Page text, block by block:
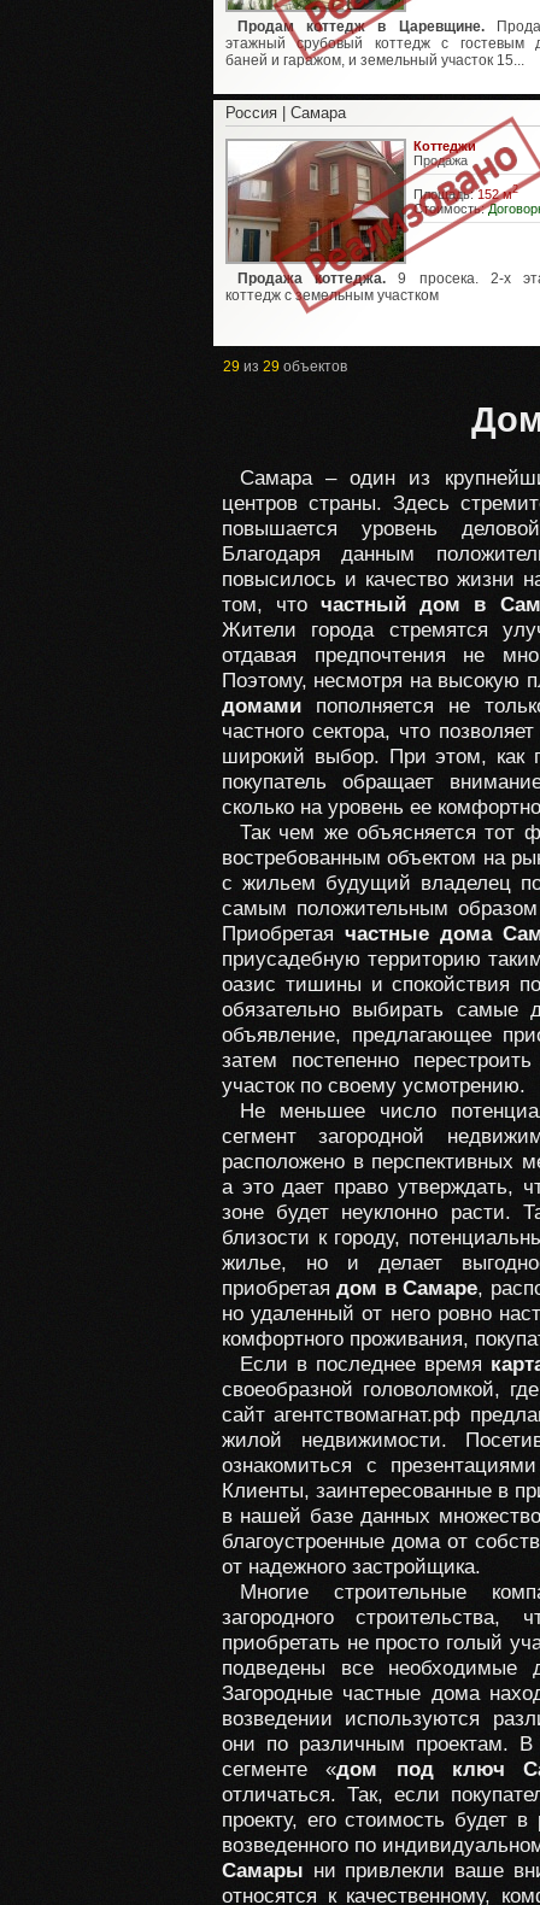
Продам коттедж в Царевщине.
этажный срубовый коттедж с гостевым
баней и гаражом, и земельный участок 15...
Россия | Самара
Коттеджи
Продажа
Площадь:152 м2
Стоимость:
Продажа коттеджа. 9 просека. 2-х
коттедж с земельным участком
29 из 29 объектов
Самара – один из
центров страны. Здесь
повышается уровень
Благодаря данным
повысилось и качество жизни
том, чточастный дом в
Жители города стремятся
отдавая предпочтения не
Поэтому, несмотря на высокую
домами пополняется не
частного сектора, что
широкий выбор. При этом, как
покупатель обращает
сколько на уровень ее
Так чем же объясняется тот
востребованным объектом на
с жильем будущий владелец
самым положительным
Приобретая частные дома
приусадебную территорию
оазис тишины и спокойствия
обязательно выбирать самые
объявление, предлагающее
затем постепенно
участок по своему усмотрению.
Не меньшее число
сегмент загородной
расположено в перспективных
а это дает право утверждать,
зоне будет неуклонно расти.
близости к городу,
жилье, но и делает
приобретая дом в Самаре,
но удаленный от него ровно
комфортного проживания,
Если в последнее время
своеобразной головоломкой,
сайт агентствомагнат.рф
жилой недвижимости.
ознакомиться с
Клиенты, заинтересованные в
в нашей базе данных
благоустроенные дома от
от надежного застройщика.
Многие строительные
загородного строительства,
приобретать не просто голый
подведены все необходимые
Загородные частные дома
возведении используются
они по различным проектам. В
сегменте «дом под ключ
отличаться. Так, если
проекту, его стоимость будет
возведенного по
Самары ни привлекли ваше
относятся к качественному,